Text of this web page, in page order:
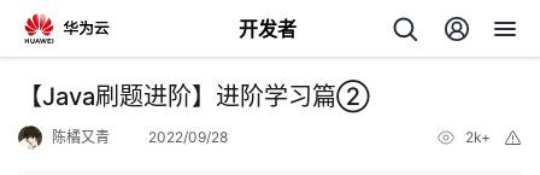
开发者
返
【Java刷题进阶】进阶学习篇②
陈橘又青 2022/09/28 2k+